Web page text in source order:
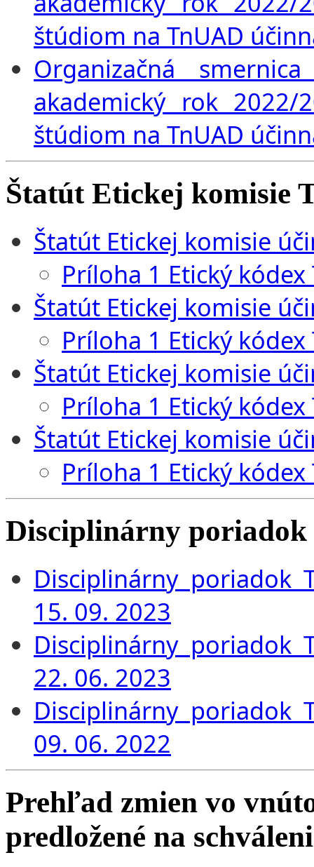
štúdiom na TnUAD
Organizačná
akademický rok
štúdiom na TnUAD
Štatút Etickej komisie
Štatút Etickej komisie
Príloha 1 Etický kódex
Štatút Etickej komisie
Príloha 1 Etický kódex
Štatút Etickej komisie
Príloha 1 Etický kódex
Štatút Etickej komisie
Príloha 1 Etický kódex
Disciplinárny
Disciplinárny poriadok
15. 09. 2023
Disciplinárny poriadok
22. 06. 2023
Disciplinárny poriadok
09. 06. 2022
Prehľad zmien vo
predložené na